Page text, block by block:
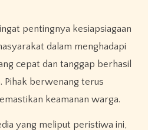
pentingnya kesiapsiagaan
dalam menghadapi
cepat dan tanggap berhasil
Pihak berwenang terus
keamanan warga.
yang meliput peristiwa ini,